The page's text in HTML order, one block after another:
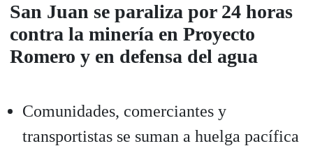
San Juan se paraliza por 24 horas
contra la minería en Proyecto
Romero y en defensa del agua
Comunidades, comerciantes y
transportistas se suman a huelga pacífica